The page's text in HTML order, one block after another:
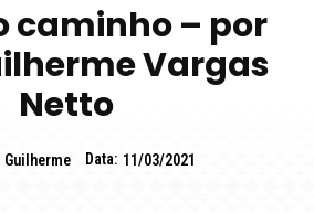
caminho – por
Vargas
Netto
Guilherme Data: 11/03/2021